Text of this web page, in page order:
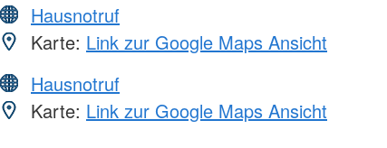
Hausnotruf
Karte: Link zur Google Maps Ansicht
Hausnotruf
Karte: Link zur Google Maps Ansicht